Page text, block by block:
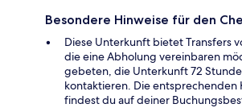
Besondere Hinweise für den
Diese Unterkunft bietet Transfers
die eine Abholung vereinbaren
gebeten, die Unterkunft 72
kontaktieren. Die
findest du auf deiner